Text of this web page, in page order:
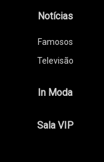
Notícias
Famosos
Televisão
In Moda
Sala VIP